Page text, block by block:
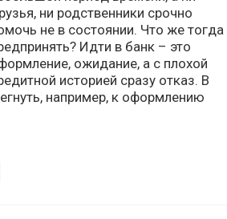
ни родственники срочно
не в состоянии. Что же тогда
Идти в банк – это
ожидание, а с плохой
историей сразу отказ. В
например, к оформлению